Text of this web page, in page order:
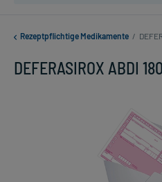
Rezeptpflichtige Medikamente /
DEFERASIROX ABDI